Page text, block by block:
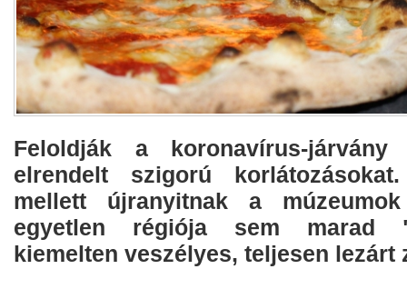
Feloldják a koronavírus-
elrendelt szigorú
mellett újranyitnak a
egyetlen régiója sem marad
kiemelten veszélyes, teljesen lezárt